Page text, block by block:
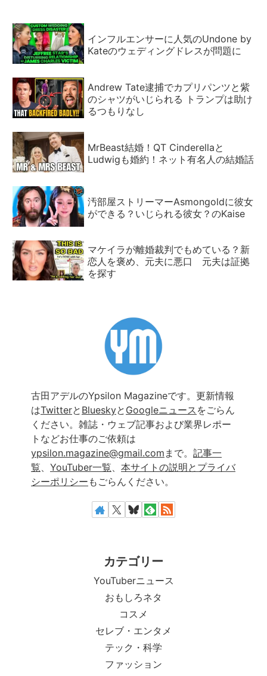
インフルエンサーに人気のUndone by
Kateのウェディングドレスが問題に
Andrew Tate逮捕でカプリパンツと紫
のシャツがいじられる トランプは助け
るつもりなし
MrBeast結婚！QT Cinderellaと
Ludwigも婚約！ネット有名人の結婚話
汚部屋ストリーマーAsmongoldに彼女
ができる？いじられる彼女？のKaise
マケイラが離婚裁判でもめている？新
恋人を褒め、元夫に悪口 元夫は証拠
を探す
古田アデルのYpsilon Magazineです。更新情報
はTwitterと Blueskyと Googleニュース をごらん
ください。雑誌・ウェブ記事および業界レポー
トなどお仕事のご依頼は
ypsilon.magazine@gmail.com まで。 記事一
覧
YouTuber一覧
本サイトの説明とプライバ
シーポリシー もごらんください。
カテゴリー
YouTuberニュース
おもしろネタ
コスメ
セレブ・エンタメ
テック・科学
ファッション